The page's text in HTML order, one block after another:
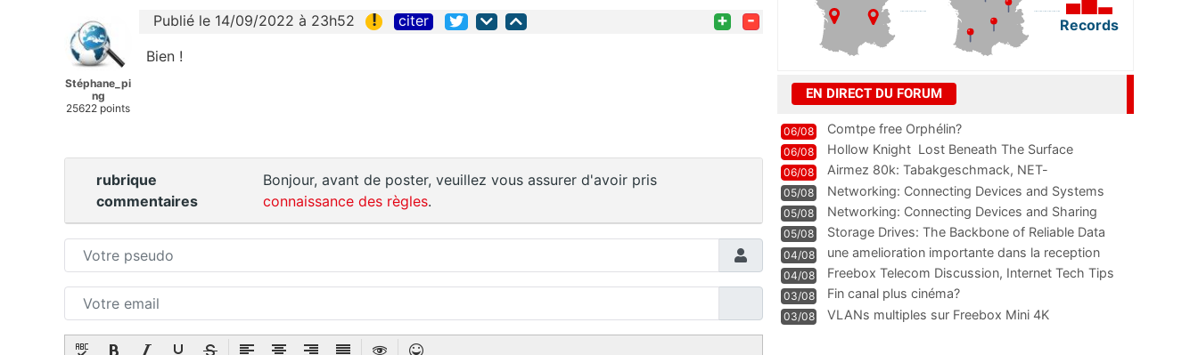
Stéphane_pi
ng
25622 points
Publié le 14/09/2022 à 23h52 ! citer + -
Bien !
rubrique
commentaires
Bonjour, avant de poster, veuillez vous assurer d'avoir pris
connaissance des règles.
Records
EN DIRECT DU FORUM
06/08 Comtpe free Orphélin?
06/08 Hollow Knight  Lost Beneath The Surface
06/08
Airmez 80k: Tabakgeschmack, NET-
Technologie und Leistung im
05/08 Networking: Connecting Devices and Systems
05/08
Networking: Connecting Devices and Sharing
Information
05/08
Storage Drives: The Backbone of Reliable Data
Management
04/08
une amelioration importante dans la reception
WIFI
04/08
Freebox Telecom Discussion, Internet Tech Tips
Communi
03/08 Fin canal plus cinéma?
03/08 VLANs multiples sur Freebox Mini 4K